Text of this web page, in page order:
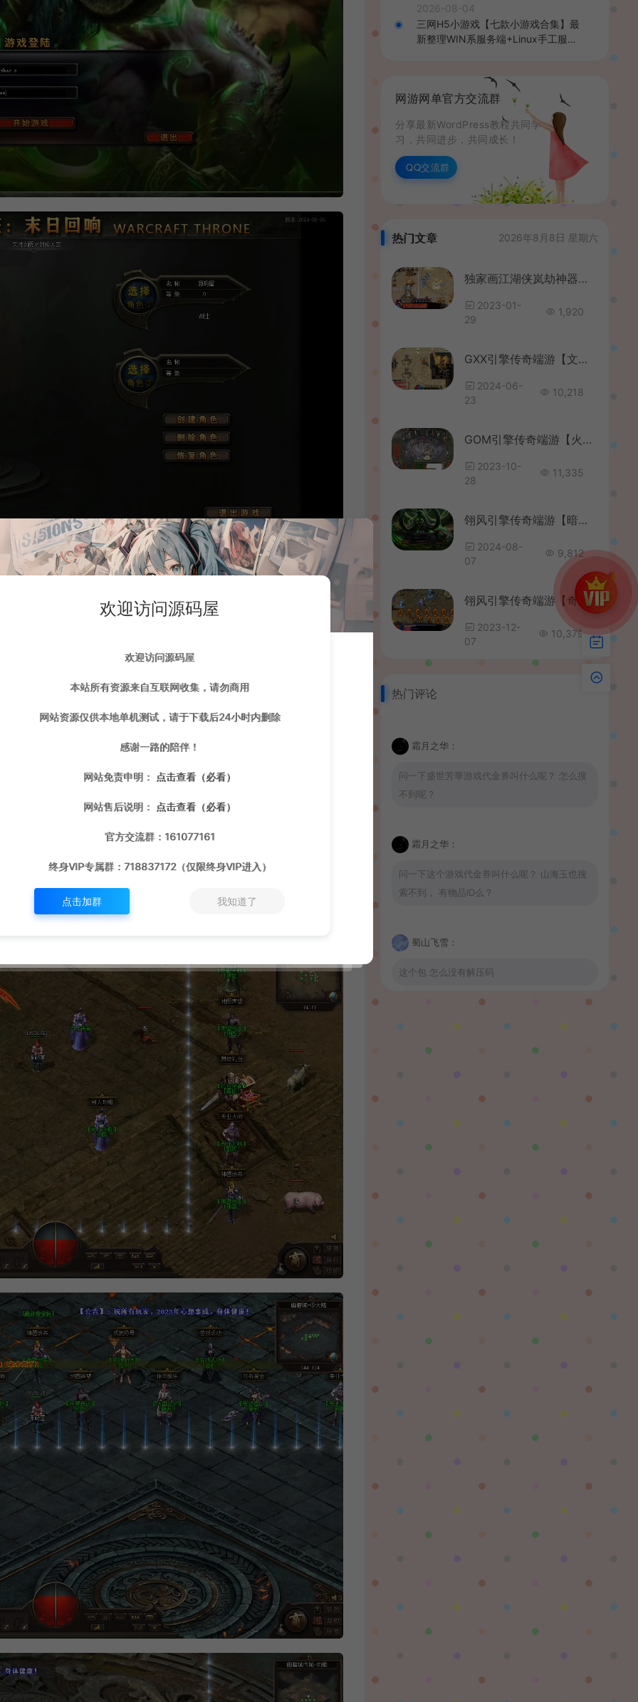
2026-08-04
三网H5小游戏【七款小游戏合集】最
新整理WIN系服务端+Linux手工服务
网游网单官方交流群
分享最新WordPress教程共同学
习，共同进步，共同成长！
QQ交流群
热门文章 2026年8月8日 星期六
独家画江湖侠岚劫神器超变单职业传奇带假人版本【Gom引擎】
2023-01-
29
1,920
GXX引擎传奇端游【文龙探秘HD高清版】最新整理WIN系服务端+配套补丁+详细搭建教程
2024-06-
23
10,218
GOM引擎传奇端游【火影忍者羁绊】最新整理WIN系服务端+配套补丁网站+详细搭建教程+视频教程
2023-10-
28
11,335
翎风引擎传奇端游【暗黑魔兽冰封王座天才剑雨六职业六种族中变版】最新整理WIN系服务端+配套补丁+详细搭建教程+视频教程
2024-08-
07
9,812
翎风引擎传奇端游【奇域录单职业】最新整理WIN系服务端+配套补丁网站+详细搭建教程+视频教程
2023-12-
07
10,379
热门评论
霜月之华：
问一下盛世芳華游戏代金券叫什么呢？ 怎么搜
不到呢？
霜月之华：
问一下这个游戏代金券叫什么呢？ 山海玉也搜
索不到， 有物品ID么？
蜀山飞雪：
这个包 怎么没有解压码
山海玉
欢迎访问源码屋
欢迎访问源码屋
本站所有资源来自互联网收集，请勿商用
网站资源仅供本地单机测试，请于下载后24小时内删除
感谢一路的陪伴！
网站免责申明： 点击查看（必看）
网站售后说明： 点击查看（必看）
官方交流群：161077161
终身VIP专属群：718837172（仅限终身VIP进入）
点击加群 我知道了